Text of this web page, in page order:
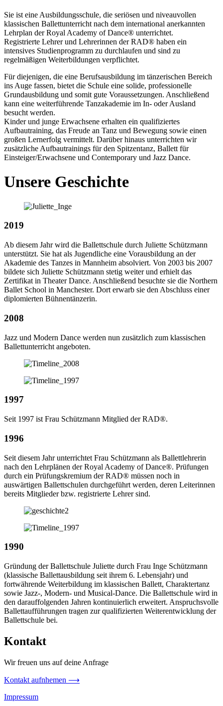
Sie ist eine Ausbildungsschule, die seriösen und niveauvollen
klassischen Ballettunterricht nach dem international anerkannten
Lehrplan der Royal Academy of Dance® unterrichtet.
Registrierte Lehrer und Lehrerinnen der RAD® haben ein
intensives Studienprogramm zu durchlaufen und sind zu
regelmäßigen Weiterbildungen verpflichtet.
Für diejenigen, die eine Berufsausbildung im tänzerischen Bereich
ins Auge fassen, bietet die Schule eine solide, professionelle
Grundausbildung und somit gute Voraussetzungen. Anschließend
kann eine weiterführende Tanzakademie im In- oder Ausland
besucht werden.
Kinder und junge Erwachsene erhalten ein qualifiziertes
Aufbautraining, das Freude an Tanz und Bewegung sowie einen
großen Lernerfolg vermittelt. Darüber hinaus unterrichten wir
zusätzliche Aufbautrainings für den Spitzentanz, Ballett für
Einsteiger/Erwachsene und Contemporary und Jazz Dance.
Unsere Geschichte
2019
Ab diesem Jahr wird die Ballettschule durch Juliette Schützmann
unterstützt. Sie hat als Jugendliche eine Vorausbildung an der
Akademie des Tanzes in Mannheim absolviert. Von 2003 bis 2007
bildete sich Juliette Schützmann stetig weiter und erhielt das
Zertifikat in Theater Dance. Anschließend besuchte sie die Northern
Ballet School in Manchester. Dort erwarb sie den Abschluss einer
diplomierten Bühnentänzerin.
2008
Jazz und Modern Dance werden nun zusätzlich zum klassischen
Ballettunterricht angeboten.
1997
Seit 1997 ist Frau Schützmann Mitglied der RAD®.
1996
Seit diesem Jahr unterrichtet Frau Schützmann als Ballettlehrerin
nach den Lehrplänen der Royal Academy of Dance®. Prüfungen
durch ein Prüfungskremium der RAD® müssen noch in
auswärtigen Ballettschulen durchgeführt werden, deren Leiterinnen
bereits Mitglieder bzw. registrierte Lehrer sind.
1990
Gründung der Ballettschule Juliette durch Frau Inge Schützmann
(klassische Ballettausbildung seit ihrem 6. Lebensjahr) und
fortwährende Weiterbildung im klassischen Ballett, Charaktertanz
sowie Jazz-, Modern- und Musical-Dance. Die Ballettschule wird in
den darauffolgenden Jahren kontinuierlich erweitert. Anspruchsvolle
Ballettaufführungen tragen zur qualifizierten Weiterentwicklung der
Ballettschule bei.
Kontakt
Wir freuen uns auf deine Anfrage
Kontakt aufnhemen ⟶
Impressum